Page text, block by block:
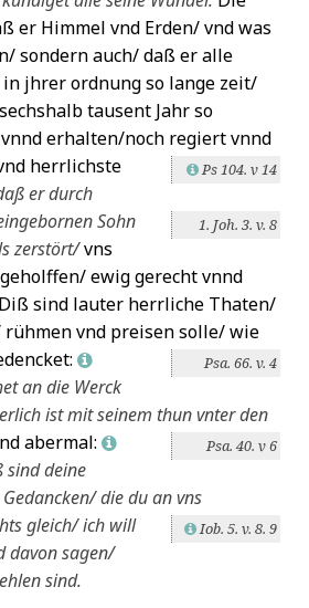
er Himmel vnd Erden/ vnd was
sondern auch/ daß er alle
jhrer ordnung so lange zeit/
tausent Jahr so
erhalten/noch regiert vnnd
LPs 104. v 14
herrlichste
er durch
1. Joh. 3. v. 8
Sohn
zerstört/vns
ewig gerecht vnnd
sind lauter herrliche Thaten/
vnd preisen solle/ wie
Psa. 66. v. 4
L
an die Werck
ist mit seinem thun vnter den
Psa. 40. v 6
abermal: L
deine
die du an vns
LIob. 5. v. 8. 9
gleich/ ich will
davon sagen/
sind.